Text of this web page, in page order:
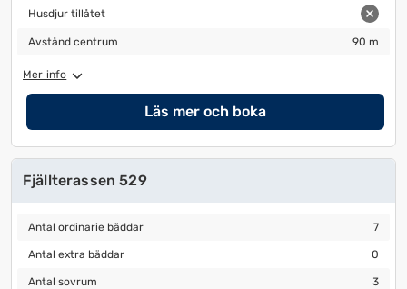
Husdjur tillåtet
Husdjur tillåtet
Avstånd centrum
Avstånd centrum 90 m
Mer info
Läs mer och boka
Fjällterassen 529
Antal ordinarie bäddar
Antal ordinarie bäddar 7
Antal extra bäddar
Antal extra bäddar 0
Antal sovrum
Antal sovrum 3